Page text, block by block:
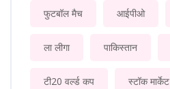
फुटबॉल मैच आईपीओ
ला लीगा पाकिस्तान
टी20 वर्ल्ड कप स्टॉक मार्केट